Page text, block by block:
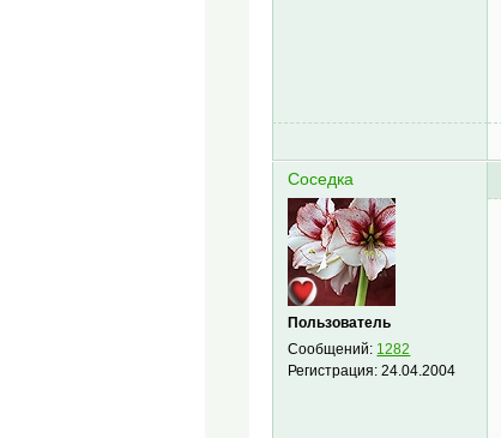
Соседка
Пользователь
Сообщений: 1282
Регистрация:24.04.2004